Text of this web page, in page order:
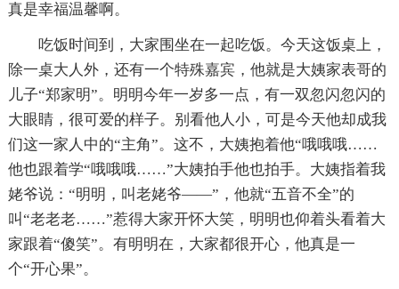
真是幸福温馨啊。
吃饭时间到，大家围坐在一起吃饭。今天这饭桌上，
除一桌大人外，还有一个特殊嘉宾，他就是大姨家表哥的
儿子“郑家明”。明明今年一岁多一点，有一双忽闪忽闪的
大眼睛，很可爱的样子。别看他人小，可是今天他却成我
们这一家人中的“主角”。这不，大姨抱着他“哦哦哦……
他也跟着学“哦哦哦……”大姨拍手他也拍手。大姨指着我
姥爷说：“明明，叫老姥爷——”，他就“五音不全”的
叫“老老老……”惹得大家开怀大笑，明明也仰着头看着大
家跟着“傻笑”。有明明在，大家都很开心，他真是一
个“开心果”。